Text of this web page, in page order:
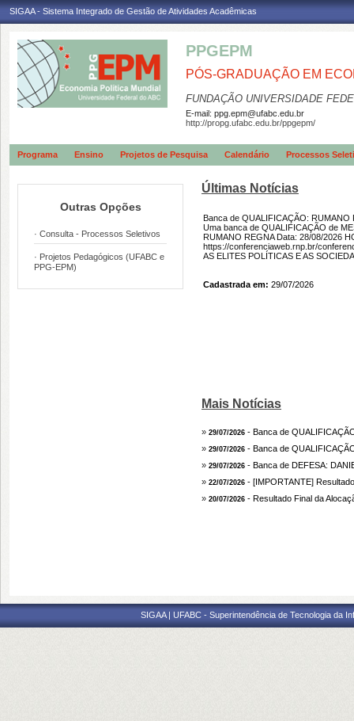
SIGAA - Sistema Integrado de Gestão de Atividades Acadêmicas
PPGEPM
PÓS-GRADUAÇÃO EM
FUNDAÇÃO UNIVERSIDADE
E-mail: ppg.epm@ufabc.edu.br
http://propg.ufabc.edu.br/ppgepm/
Programa Ensino Projetos de Pesquisa Calendário Processos
Outras Opções
· Consulta - Processos Seletivos
· Projetos Pedagógicos (UFABC e
PPG-EPM)
Últimas Notícias
Banca de QUALIFICAÇÃO: RUMANO
Uma banca de QUALIFICAÇÃO de
RUMANO REGNA Data: 28/08/2026
https://conferenciaweb.rnp.br/
AS ELITES POLÍTICAS E AS
Cadastrada em: 29/07/2026
Mais Notícias
» 29/07/2026 - Banca de
» 29/07/2026 - Banca de
» 29/07/2026 - Banca de DEFESA:
» 22/07/2026 - [IMPORTANTE]
» 20/07/2026 - Resultado Final da
SIGAA | UFABC - Superintendência de Tecnologia da